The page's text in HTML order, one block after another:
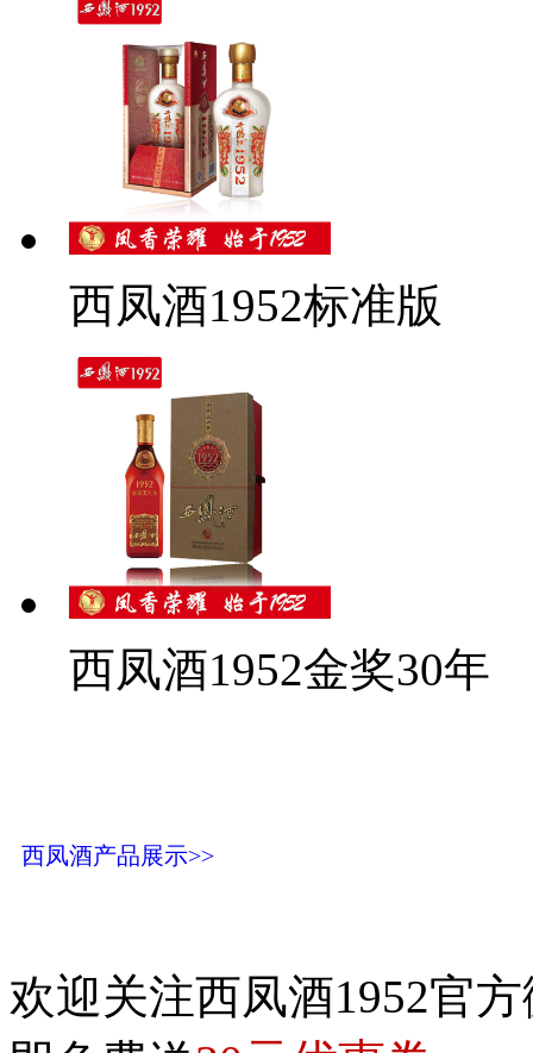
西凤酒1952标准版
西凤酒1952金奖30年
西凤酒产品展示>>
欢迎关注西凤酒1952官